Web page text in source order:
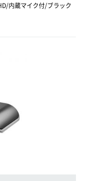
内蔵マイク付/ブラック